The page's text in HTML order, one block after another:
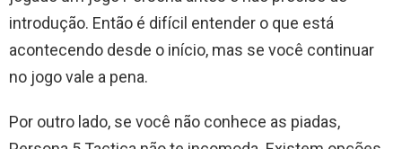
introdução. Então é difícil entender o que está
acontecendo desde o início, mas se você continuar
no jogo vale a pena.
Por outro lado, se você não conhece as piadas,